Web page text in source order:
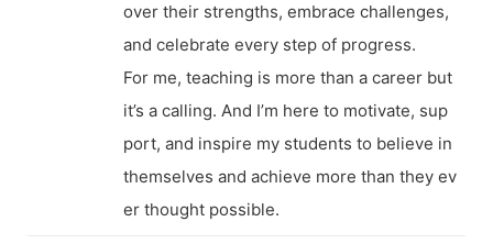
over their strengths, embrace challenges,
and celebrate every step of progress.
For me, teaching is more than a career but
it’s a calling. And I’m here to motivate, sup
port, and inspire my students to believe in
themselves and achieve more than they ev
er thought possible.